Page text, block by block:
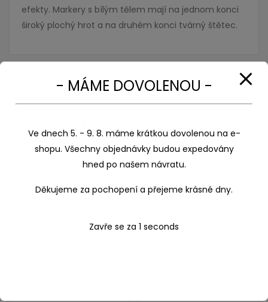
efekty. Markery s bílým tělem mají na jednom konci
široký plochý hrot a na druhém konci tvárný štětec.
- MÁME DOVOLENOU -
Ve dnech 5. - 9. 8. máme krátkou dovolenou na e-
shopu. Všechny objednávky budou expedovány
hned po našem návratu.
Děkujeme za pochopení a přejeme krásné dny.
Zavře se za 1 seconds